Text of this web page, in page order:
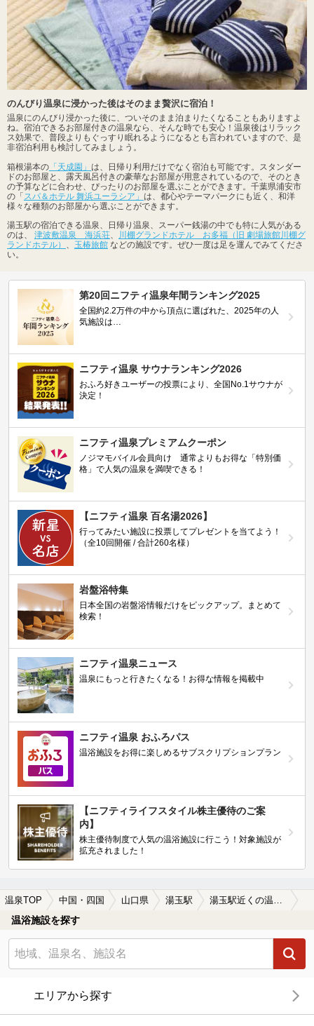
のんびり温泉に浸かった後はそのまま贅沢に宿泊！
温泉にのんびり浸かった後に、ついそのまま泊まりたくなることもありますよ
ね。宿泊できるお部屋付きの温泉なら、そんな時でも安心！温泉後はリラック
ス効果で、普段よりもぐっすり眠れるようになるとも言われていますので、是
非宿泊利用も検討してみましょう。
箱根湯本の 「天成園」 は、日帰り利用だけでなく宿泊も可能です。スタンダー
ドのお部屋と、露天風呂付きの豪華なお部屋が用意されているので、そのとき
の予算などに合わせ、ぴったりのお部屋を選ぶことができます。千葉県浦安市
の「スパ＆ホテル 舞浜ユーラシア」 は、都心やテーマパークにも近く、和洋
様々な種類のお部屋から選ぶことができます。
湯玉駅の宿泊できる温泉、日帰り温泉、スーパー銭湯の中でも特に人気がある
のは、 津波敷温泉 海浜荘、
川棚グランドホテル お多福（旧 劇場旅館川棚グ
ランドホテル） 、 玉椿旅館 などの施設です。ぜひ一度は足を運んでみてくださ
い。
第20回ニフティ温泉年間ランキング2025
全国約2.2万件の中から頂点に選ばれた、2025年の人
気施設は…
ニフティ温泉 サウナランキング2026
おふろ好きユーザーの投票により、全国No.1サウナが
決定！
ニフティ温泉プレミアムクーポン
ノジマモバイル会員向け 通常よりもお得な「特別価
格」で人気の温泉を満喫できる！
【ニフティ温泉 百名湯2026】
行ってみたい施設に投票してプレゼントを当てよう！
（全10回開催 / 合計260名様）
岩盤浴特集
日本全国の岩盤浴情報だけをピックアップ。まとめて
検索！
ニフティ温泉ニュース
温泉にもっと行きたくなる！お得な情報を掲載中
ニフティ温泉 おふろパス
温浴施設をお得に楽しめるサブスクリプションプラン
【ニフティライフスタイル株主優待のご案
内】
株主優待制度で人気の温浴施設に行こう！対象施設が
拡充されました！
温泉TOP 中国・四国 山口県 湯玉駅 湯玉駅近くの温泉宿・温泉旅館・ホテルおすすめ(2026年版)
温浴施設を探す
エリアから探す